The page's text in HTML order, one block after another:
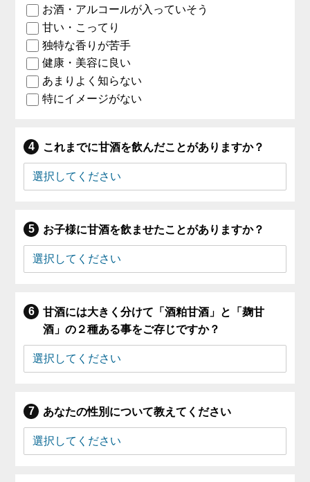
お酒・アルコールが入っていそう
甘い・こってり
独特な香りが苦手
健康・美容に良い
あまりよく知らない
特にイメージがない
これまでに甘酒を飲んだことがありますか？
お子様に甘酒を飲ませたことがありますか？
甘酒には大きく分けて「酒粕甘酒」と「麹甘
酒」の２種ある事をご存じですか？
あなたの性別について教えてください